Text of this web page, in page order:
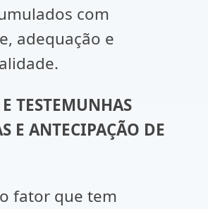
com
adequação e
TESTEMUNHAS
E ANTECIPAÇÃO DE
fator que tem